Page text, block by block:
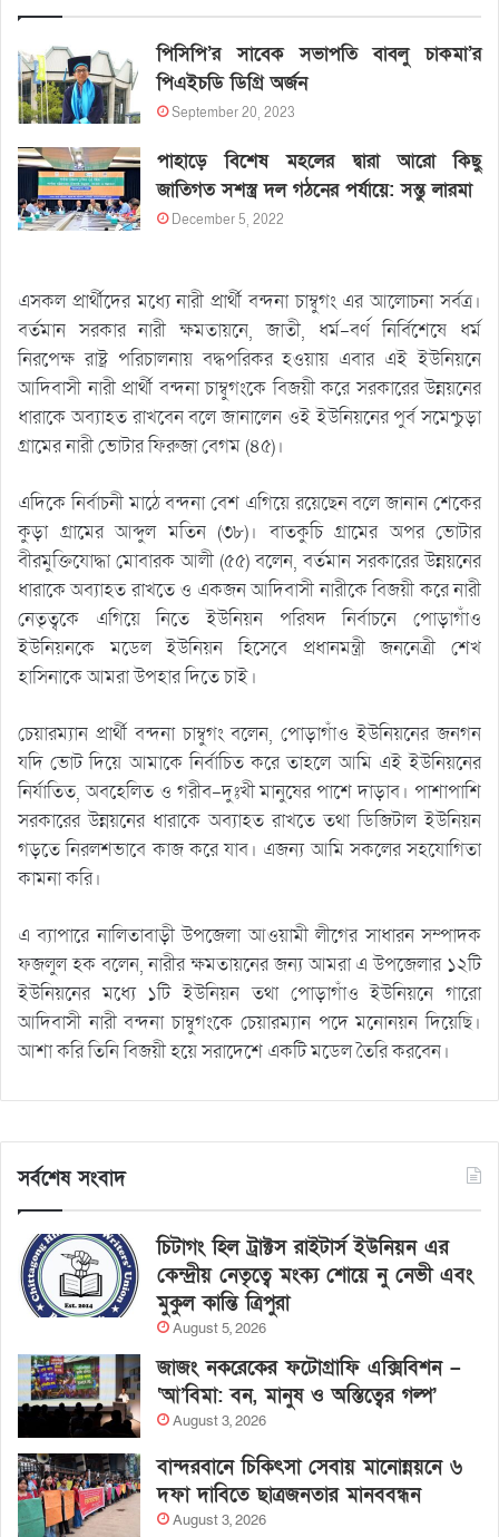
পিসিপি’র সাবেক সভাপতি বাবলু চাকমা’র
পিএইচডি ডিগ্রি অর্জন
September 20, 2023
পাহাড়ে বিশেষ মহলের দ্বারা আরো কিছু
জাতিগত সশস্ত্র দল গঠনের পর্যায়ে: সন্তু লারমা
December 5, 2022
এসকল প্রার্থীদের মধ্যে নারী প্রার্থী বন্দনা চাম্বুগং এর আলোচনা সর্বত্র।
বর্তমান সরকার নারী ক্ষমতায়নে, জাতী, ধর্ম-বর্ণ নির্বিশেষে ধর্ম
নিরপেক্ষ রাষ্ট্র পরিচালনায় বদ্ধপরিকর হওয়ায় এবার এই ইউনিয়নে
আদিবাসী নারী প্রার্থী বন্দনা চাম্বুগংকে বিজয়ী করে সরকারের উন্নয়নের
ধারাকে অব্যাহত রাখবেন বলে জানালেন ওই ইউনিয়নের পুর্ব সমেশ্চুড়া
গ্রামের নারী ভোটার ফিরুজা বেগম (৪৫)।
এদিকে নির্বাচনী মাঠে বন্দনা বেশ এগিয়ে রয়েছেন বলে জানান শেকের
কুড়া গ্রামের আব্দুল মতিন (৩৮)। বাতকুচি গ্রামের অপর ভোটার
বীরমুক্তিযোদ্ধা মোবারক আলী (৫৫) বলেন, বর্তমান সরকারের উন্নয়নের
ধারাকে অব্যাহত রাখতে ও একজন আদিবাসী নারীকে বিজয়ী করে নারী
নেতৃত্বকে এগিয়ে নিতে ইউনিয়ন পরিষদ নির্বাচনে পোড়াগাঁও
ইউনিয়নকে মডেল ইউনিয়ন হিসেবে প্রধানমন্ত্রী জননেত্রী শেখ
হাসিনাকে আমরা উপহার দিতে চাই।
চেয়ারম্যান প্রার্থী বন্দনা চাম্বুগং বলেন, পোড়াগাঁও ইউনিয়নের জনগন
যদি ভোট দিয়ে আমাকে নির্বাচিত করে তাহলে আমি এই ইউনিয়নের
নির্যাতিত, অবহেলিত ও গরীব-দুঃখী মানুষের পাশে দাড়াব। পাশাপাশি
সরকারের উন্নয়নের ধারাকে অব্যাহত রাখতে তথা ডিজিটাল ইউনিয়ন
গড়তে নিরলশভাবে কাজ করে যাব। এজন্য আমি সকলের সহযোগিতা
কামনা করি।
এ ব্যাপারে নালিতাবাড়ী উপজেলা আওয়ামী লীগের সাধারন সম্পাদক
ফজলুল হক বলেন, নারীর ক্ষমতায়নের জন্য আমরা এ উপজেলার ১২টি
ইউনিয়নের মধ্যে ১টি ইউনিয়ন তথা পোড়াগাঁও ইউনিয়নে গারো
আদিবাসী নারী বন্দনা চাম্বুগংকে চেয়ারম্যান পদে মনোনয়ন দিয়েছি।
আশা করি তিনি বিজয়ী হয়ে সরাদেশে একটি মডেল তৈরি করবেন।
সর্বশেষ সংবাদ
চিটাগং হিল ট্রাক্টস রাইটার্স ইউনিয়ন এর
কেন্দ্রীয় নেতৃত্বে মংক্য শোয়ে নু নেভী এবং
মুকুল কান্তি ত্রিপুরা
August 5, 2026
জাজং নকরেকের ফটোগ্রাফি এক্সিবিশন –
‘আ’বিমা: বন, মানুষ ও অস্তিত্বের গল্প’
August 3, 2026
বান্দরবানে চিকিৎসা সেবায় মানোন্নয়নে ৬
দফা দাবিতে ছাত্রজনতার মানববন্ধন
August 3, 2026